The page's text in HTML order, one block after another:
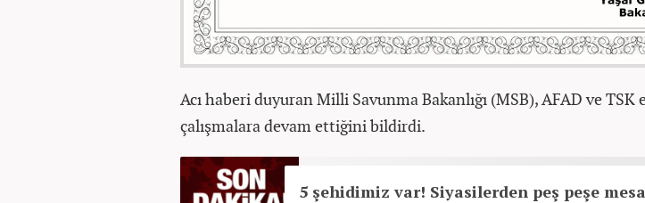
Acı haberi duyuran Milli Savunma Bakanlığı (MSB), AFAD ve
çalışmalara devam ettiğini bildirdi.
5 şehidimiz var! Siyasilerden peş peşe